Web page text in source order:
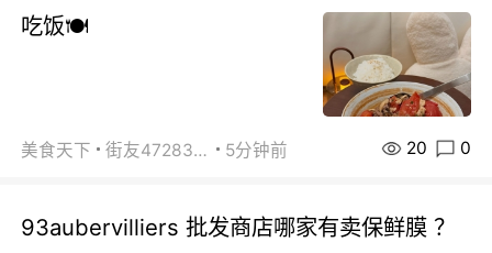
吃饭🍽️
美食天下 街友472838572 5分钟前 20 0
93aubervilliers 批发商店哪家有卖保鲜膜 ？